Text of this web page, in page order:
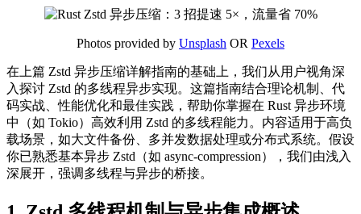
Photos provided by Unsplash OR Pexels
在上篇 Zstd 异步压缩详解指南的基础上，我们从用户视角深
入探讨 Zstd 的多线程异步实现。这篇指南结合理论机制、代
码实战、性能优化和最佳实践，帮助你掌握在 Rust 异步环境
中（如 Tokio）高效利用 Zstd 的多线程能力。内容适用于高负
载场景，如大文件备份、多并发数据处理或分布式系统。假设
你已熟悉基本异步 Zstd（如 async-compression），我们由浅入
深展开，强调多线程与异步的桥接。